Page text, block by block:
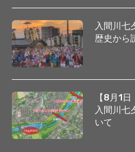
入間川七
歴史から
【8月1
入間川七
いて